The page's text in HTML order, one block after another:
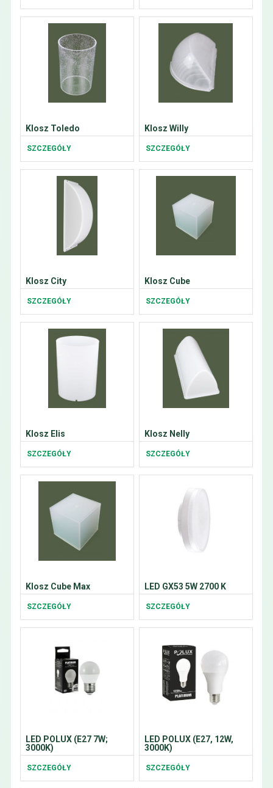
Klosz Toledo
SZCZEGÓŁY
Klosz Willy
SZCZEGÓŁY
Klosz City
SZCZEGÓŁY
Klosz Cube
SZCZEGÓŁY
Klosz Elis
SZCZEGÓŁY
Klosz Nelly
SZCZEGÓŁY
Klosz Cube Max
SZCZEGÓŁY
LED GX53 5W 2700 K
SZCZEGÓŁY
LED POLUX (E27 7W;
3000K)
SZCZEGÓŁY
LED POLUX (E27, 12W,
3000K)
SZCZEGÓŁY